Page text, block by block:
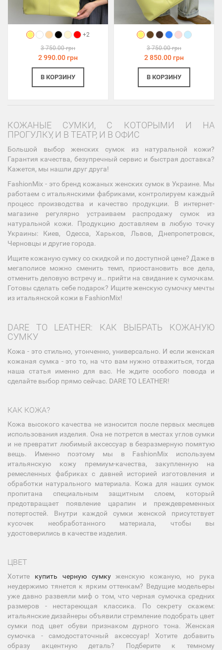
+2
3 750.00 грн
2 990.00 грн
В КОРЗИНУ
3 750.00 грн
2 850.00 грн
В КОРЗИНУ
КОЖАНЫЕ СУМКИ, С КОТОРЫМИ И НА
ПРОГУЛКУ, И В ТЕАТР, И В ОФИС
Большой выбор женских сумок из натуральной кожи?
Гарантия качества, безупречный сервис и быстрая доставка?
Кажется, мы нашли друг друга!
FashionMix - это бренд кожаных женских сумок в Украине. Мы
работаем с итальянскими фабриками, контролируем каждый
процесс производства и качество продукции. В интернет-
магазине регулярно устраиваем распродажу сумок из
натуральной кожи. Продукцию доставляем в любую точку
Украины: Киев, Одесса, Харьков, Львов, Днепропетровск,
Черновцы и другие города.
Ищите кожаную сумку со скидкой и по доступной цене? Даже в
мегаполисе можно сменить темп, приостановить все дела,
отменить деловую встречу и… прийти на свидание к сумочкам.
Готовы сделать себе подарок? Ищите женскую сумочку мечты
из итальянской кожи в FashionMix!
DARE TO LEATHER: КАК ВЫБРАТЬ КОЖАНУЮ
СУМКУ
Кожа - это стильно, утонченно, универсально. И если женская
кожаная сумка - это то, на что вам нужно отважиться, тогда
наша статья именно для вас. Не ждите особого повода и
сделайте выбор прямо сейчас. DARE TO LEATHER!
КАК КОЖА?
Кожа высокого качества не износится после первых месяцев
использования изделия. Она не потрется в местах углов сумки
и не превратит любимый аксессуар в безразмерную помятую
вещь. Именно поэтому мы в FashionMix используем
итальянскую кожу премиум-качества, закупленную на
ремесленных фабриках с давней историей изготовления и
обработки натурального материала. Кожа для наших сумок
пропитана специальным защитным слоем, который
предотвращает появление царапин и преждевременных
потертостей. Внутри каждой сумки женской присутствует
кусочек необработанного материала, чтобы вы
удостоверились в качестве изделия.
ЦВЕТ
Хотите купить черную сумкуженскую кожаную, но рука
неудержимо тянется к ярким оттенкам? Ведущие модельеры
уже давно развеяли миф о том, что черная сумочка средних
размеров - нестареющая классика. По секрету скажем:
итальянские дизайнеры объявили стремление подобрать цвет
сумки под цвет обуви признаком дурного тона. Женская
сумочка - самодостаточный аксессуар! Хотите добавить
образу акцентную деталь? Подберите к темному